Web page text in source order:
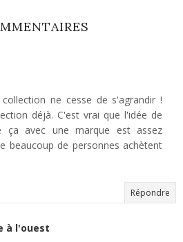
ne cesse de s'agrandir !
déjà. C'est vrai que l'idée de
ça avec une marque est assez
beaucoup de personnes achètent
Répondre
à l'ouest